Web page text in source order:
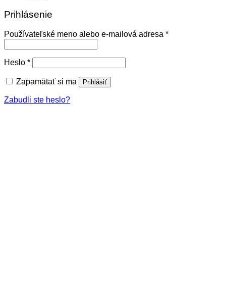
Prihlásenie
Používateľské meno alebo e-mailová adresa *Povinné
Heslo *Povinné
Zapamätať si ma Prihlásiť
Zabudli ste heslo?